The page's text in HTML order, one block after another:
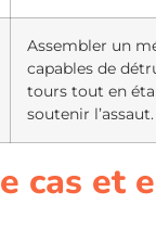
Assembler un
capables de
tours tout en
soutenir l’assaut.
cas et